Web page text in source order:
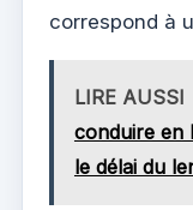
correspond à
LIRE AUSSI
conduire en
le délai du